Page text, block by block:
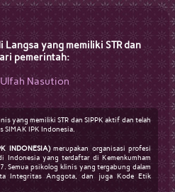
yang memiliki STR dan
pemerintah:
Nasution
yang memiliki STR dan SIPPK aktif dan telah
IPK Indonesia.
INDONESIA)merupakan organisasi profesi
Indonesia yang terdaftar di Kemenkumham
psikolog klinis yang tergabung dalam
Integritas Anggota, dan juga Kode Etik